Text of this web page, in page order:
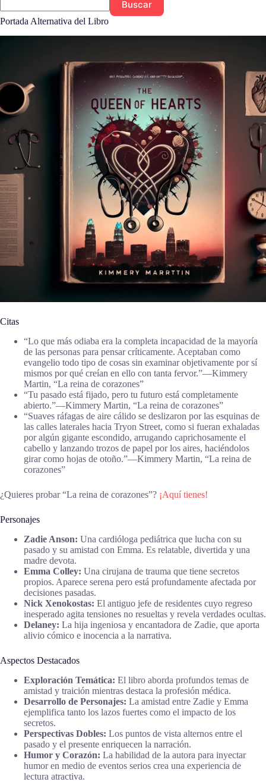
Buscar
Portada Alternativa del Libro
Citas
“Lo que más odiaba era la completa incapacidad de la mayoría
de las personas para pensar críticamente. Aceptaban como
evangelio todo tipo de cosas sin examinar objetivamente por sí
mismos por qué creían en ello con tanta fervor.”―Kimmery
Martin, “La reina de corazones”
“Tu pasado está fijado, pero tu futuro está completamente
abierto.”―Kimmery Martin, “La reina de corazones”
“Suaves ráfagas de aire cálido se deslizaron por las esquinas de
las calles laterales hacia Tryon Street, como si fueran exhaladas
por algún gigante escondido, arrugando caprichosamente el
cabello y lanzando trozos de papel por los aires, haciéndolos
girar como hojas de otoño.”―Kimmery Martin, “La reina de
corazones”
¿Quieres probar “La reina de corazones”? ¡Aquí tienes!
Personajes
Zadie Anson: Una cardióloga pediátrica que lucha con su
pasado y su amistad con Emma. Es relatable, divertida y una
madre devota.
Emma Colley: Una cirujana de trauma que tiene secretos
propios. Aparece serena pero está profundamente afectada por
decisiones pasadas.
Nick Xenokostas: El antiguo jefe de residentes cuyo regreso
inesperado agita tensiones no resueltas y revela verdades ocultas.
Delaney: La hija ingeniosa y encantadora de Zadie, que aporta
alivio cómico e inocencia a la narrativa.
Aspectos Destacados
Exploración Temática: El libro aborda profundos temas de
amistad y traición mientras destaca la profesión médica.
Desarrollo de Personajes: La amistad entre Zadie y Emma
ejemplifica tanto los lazos fuertes como el impacto de los
secretos.
Perspectivas Dobles: Los puntos de vista alternos entre el
pasado y el presente enriquecen la narración.
Humor y Corazón: La habilidad de la autora para inyectar
humor en medio de eventos serios crea una experiencia de
lectura atractiva.